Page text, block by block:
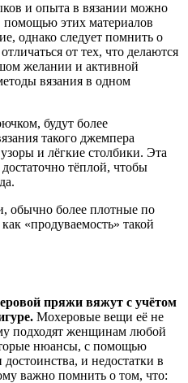
и опыта в вязании можно
этих материалов
однако следует помнить о
от тех, что делаются
желании и активной
вязания в одном
будут более
такого джемпера
и лёгкие столбики. Эта
тёплой, чтобы
обычно более плотные по
«продуваемость» такой
пряжи вяжут с учётом
Мохеровые вещи её не
подходят женщинам любой
нюансы, с помощью
и недостатки в
важно помнить о том, что: